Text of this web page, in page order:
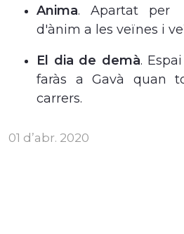
Anima. Apartat per
d'ànim a les veïnes i
El dia de demà.
faràs a Gavà quan
carrers.
01 d’abr. 2020